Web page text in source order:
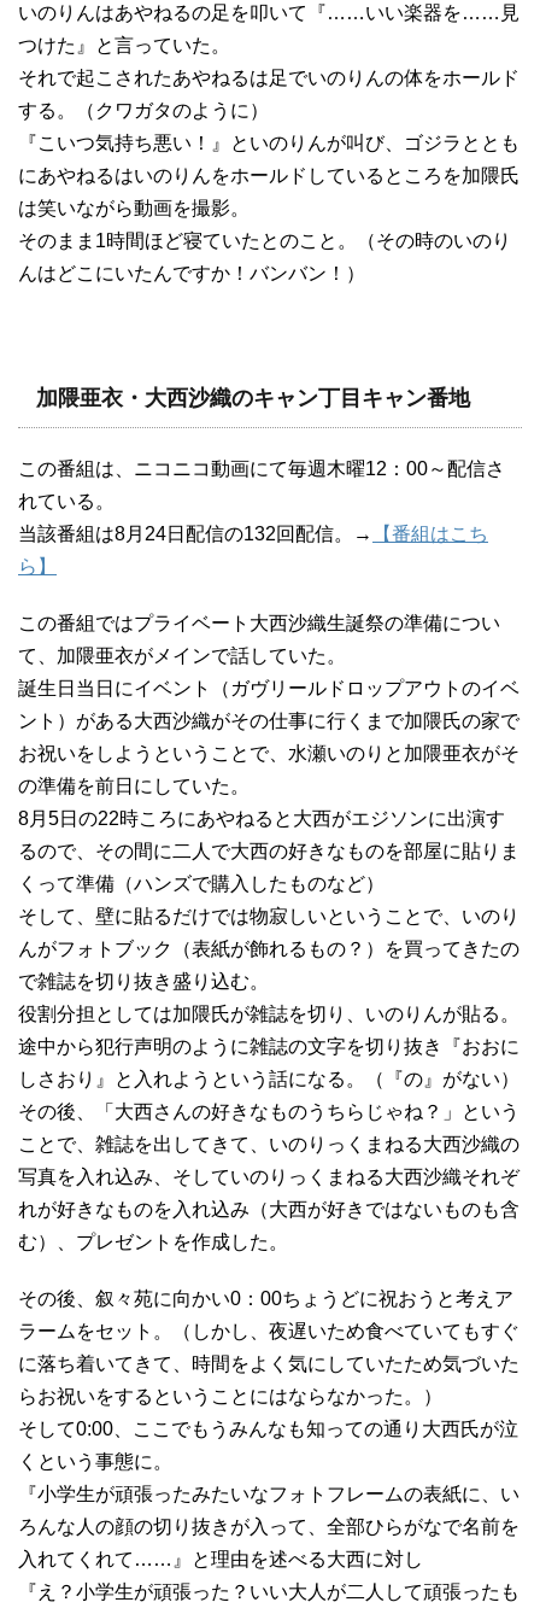
いのりんはあやねるの足を叩いて『……いい楽器を……見
つけた』と言っていた。
それで起こされたあやねるは足でいのりんの体をホールド
する。（クワガタのように）
『こいつ気持ち悪い！』といのりんが叫び、ゴジラととも
にあやねるはいのりんをホールドしているところを加隈氏
は笑いながら動画を撮影。
そのまま1時間ほど寝ていたとのこと。（その時のいのり
んはどこにいたんですか！バンバン！）
加隈亜衣・大西沙織のキャン丁目キャン番地
この番組は、ニコニコ動画にて毎週木曜12：00～配信さ
れている。
当該番組は8月24日配信の132回配信。→
【番組はこち
ら】
この番組ではプライベート大西沙織生誕祭の準備につい
て、加隈亜衣がメインで話していた。
誕生日当日にイベント（ガヴリールドロップアウトのイベ
ント）がある大西沙織がその仕事に行くまで加隈氏の家で
お祝いをしようということで、水瀬いのりと加隈亜衣がそ
の準備を前日にしていた。
8月5日の22時ころにあやねると大西がエジソンに出演す
るので、その間に二人で大西の好きなものを部屋に貼りま
くって準備（ハンズで購入したものなど）
そして、壁に貼るだけでは物寂しいということで、いのり
んがフォトブック（表紙が飾れるもの？）を買ってきたの
で雑誌を切り抜き盛り込む。
役割分担としては加隈氏が雑誌を切り、いのりんが貼る。
途中から犯行声明のように雑誌の文字を切り抜き『おおに
しさおり』と入れようという話になる。（『の』がない）
その後、「大西さんの好きなものうちらじゃね？」という
ことで、雑誌を出してきて、いのりっくまねる大西沙織の
写真を入れ込み、そしていのりっくまねる大西沙織それぞ
れが好きなものを入れ込み（大西が好きではないものも含
む）、プレゼントを作成した。
その後、叙々苑に向かい0：00ちょうどに祝おうと考えア
ラームをセット。（しかし、夜遅いため食べていてもすぐ
に落ち着いてきて、時間をよく気にしていたため気づいた
らお祝いをするということにはならなかった。）
そして0:00、ここでもうみんなも知っての通り大西氏が泣
くという事態に。
『小学生が頑張ったみたいなフォトフレームの表紙に、い
ろんな人の顔の切り抜きが入って、全部ひらがなで名前を
入れてくれて……』と理由を述べる大西に対し
『え？小学生が頑張った？いい大人が二人して頑張ったも